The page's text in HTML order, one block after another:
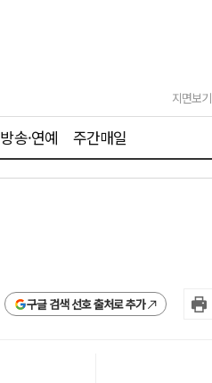
지면보기
방송·연예 주간매일
구글 검색 선호 출처로 추가